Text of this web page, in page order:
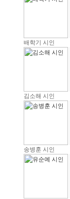
배학기 시인
김소해 시인
송병훈 시인